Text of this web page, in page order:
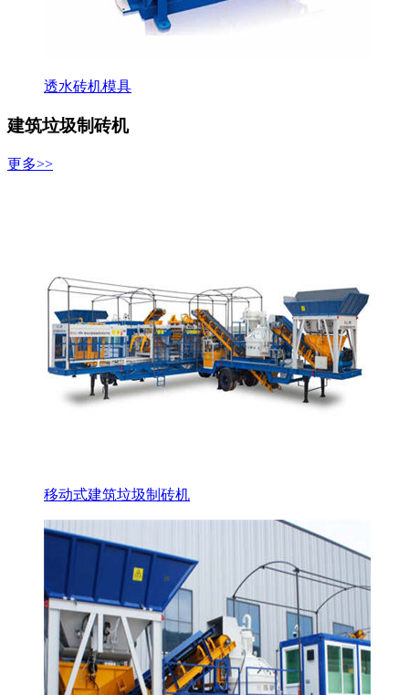
透水砖机模具
建筑垃圾制砖机
更多>>
移动式建筑垃圾制砖机